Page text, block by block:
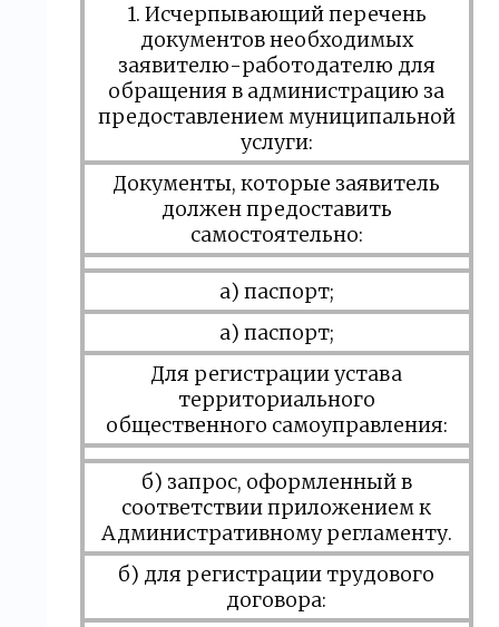
1. Исчерпывающий перечень
документов необходимых
заявителю-работодателю для
обращения в администрацию за
предоставлением муниципальной
услуги:
Документы, которые заявитель
должен предоставить
самостоятельно:
а) паспорт;
а) паспорт;
Для регистрации устава
территориального
общественного самоуправления:
б) запрос, оформленный в
соответствии приложением к
Административному регламенту.
б) для регистрации трудового
договора: